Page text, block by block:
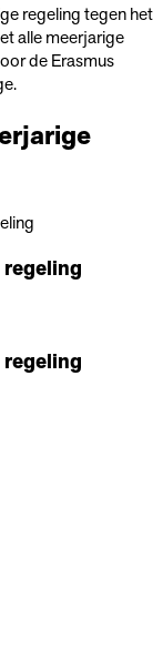
regeling tegen het
alle meerjarige
de Erasmus